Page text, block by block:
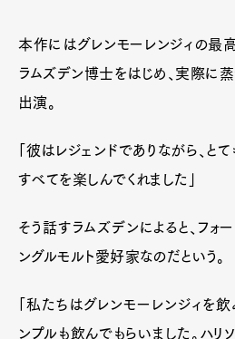
ProductCulture
Pen Membership
Contact
本作にはグレンモーレンジィの最
ラムズデン博士をはじめ、実際に
出演。
「彼はレジェンドでありながら、と
すべてを楽しんでくれました」
そう話すラムズデンによると、フ
ングルモルト愛好家なのだという。
「私たちはグレンモーレンジィを
ンプルも飲んでもらいました。ハ